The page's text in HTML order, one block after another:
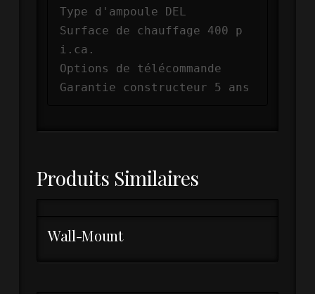
Type d'ampoule DEL
Surface de chauffage 400 p
i.ca.
Options de télécommande
Garantie constructeur 5 ans
Produits Similaires
Wall-Mount